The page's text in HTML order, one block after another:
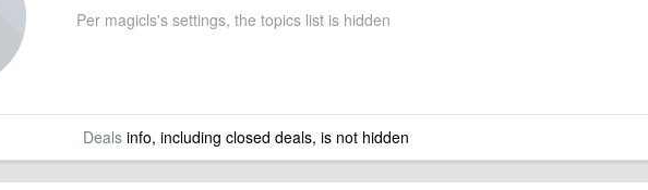
Per magicls's settings, the topics list is hidden
Dealsinfo, including closed deals, is not hidden